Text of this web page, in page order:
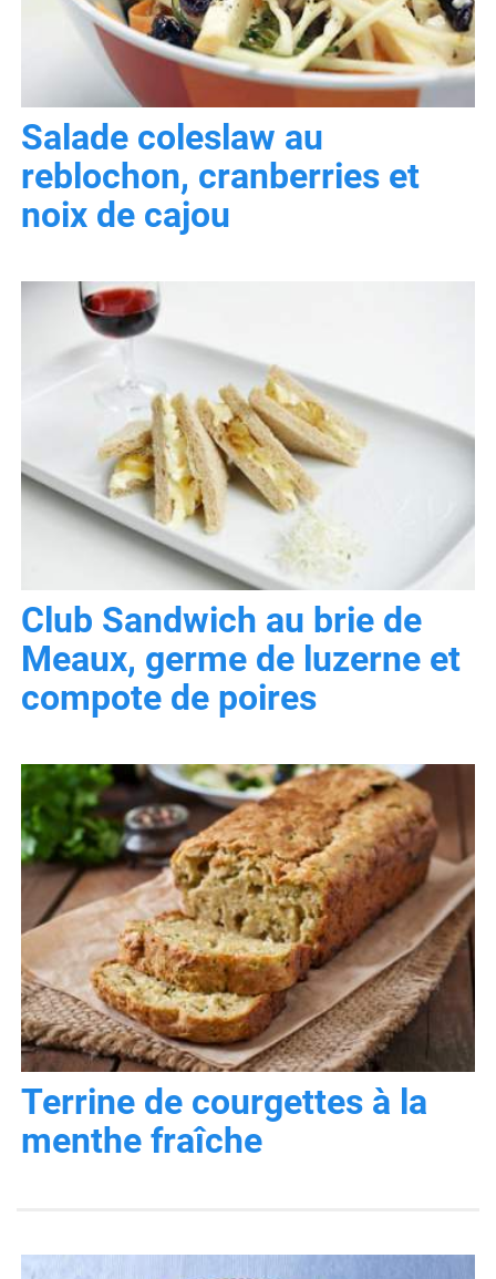
Salade coleslaw au
reblochon, cranberries et
noix de cajou
Club Sandwich au brie de
Meaux, germe de luzerne et
compote de poires
Terrine de courgettes à la
menthe fraîche